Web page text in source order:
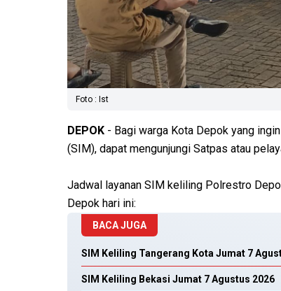
Foto : Ist
DEPOK - Bagi warga Kota Depok yang
(SIM), dapat mengunjungi Satpas atau
Jadwal layanan SIM keliling Polrestro
Depok hari ini:
BACA JUGA
SIM Keliling Tangerang Kota Jumat 7
SIM Keliling Bekasi Jumat 7 Agustus 2026